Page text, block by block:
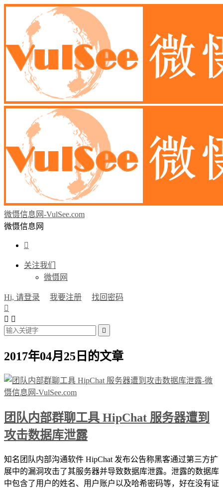
微慑信息网-VulSee.com
微慑信息网

关注我们
微慑网
Hi, 请登录 我要注册
找回密码

 

2017年04月25日的文章
团队内部群聊工具 HipChat 服务器遭到
攻击数据库泄露
知名团队内部沟通软件 HipChat 发布公告称黑客通过第三方扩
展中的漏洞攻击了其服务器并导致数据库泄露。泄露的数据库
中包含了用户的姓名、用户账户以及哈希密码等，好在没有证